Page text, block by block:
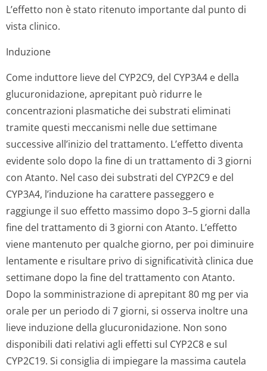
L’effetto non è stato ritenuto importante dal punto di
vista clinico.
Induzione
Come induttore lieve del CYP2C9, del CYP3A4 e della
glucuronidazione, aprepitant può ridurre le
concentrazioni plasmatiche dei substrati eliminati
tramite questi meccanismi nelle due settimane
successive all’inizio del trattamento. L’effetto diventa
evidente solo dopo la fine di un trattamento di 3 giorni
con Atanto. Nel caso dei substrati del CYP2C9 e del
CYP3A4, l’induzione ha carattere passeggero e
raggiunge il suo effetto massimo dopo 3–5 giorni dalla
fine del trattamento di 3 giorni con Atanto. L’effetto
viene mantenuto per qualche giorno, per poi diminuire
lentamente e risultare privo di significatività clinica due
settimane dopo la fine del trattamento con Atanto.
Dopo la somministrazione di aprepitant 80 mg per via
orale per un periodo di 7 giorni, si osserva inoltre una
lieve induzione della glucuronidazione. Non sono
disponibili dati relativi agli effetti sul CYP2C8 e sul
CYP2C19. Si consiglia di impiegare la massima cautela